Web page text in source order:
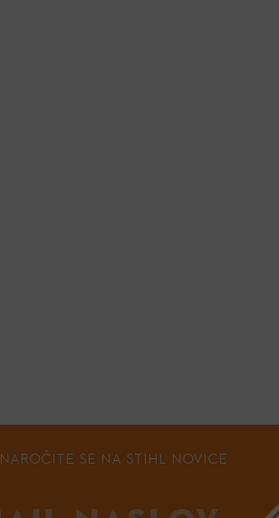
NAROČITE SE NA STIHL NOVICE